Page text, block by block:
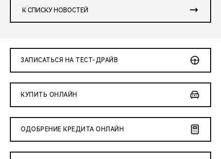
К СПИСКУ НОВОСТЕЙ
ЗАПИСАТЬСЯ НА ТЕСТ-ДРАЙВ
КУПИТЬ ОНЛАЙН
ОДОБРЕНИЕ КРЕДИТА ОНЛАЙН